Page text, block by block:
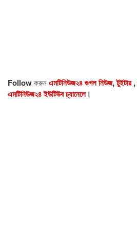
Followকরুনএমটিনিউজ২৪ গুগল নিউজ,টুইটার,
এমটিনিউজ২৪ ইউটিউব চ্যানেলে।